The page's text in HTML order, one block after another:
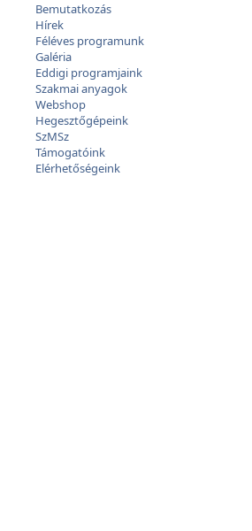
Bemutatkozás
Hírek
Féléves programunk
Galéria
Eddigi programjaink
Szakmai anyagok
Webshop
Hegesztőgépeink
SzMSz
Támogatóink
Elérhetőségeink